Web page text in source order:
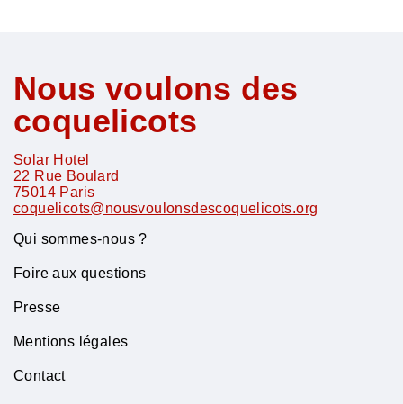
Nous voulons des
coquelicots
Solar Hotel
22 Rue Boulard
75014 Paris
coquelicots@nousvoulonsdescoquelicots.org
Qui sommes-nous ?
Foire aux questions
Presse
Mentions légales
Contact